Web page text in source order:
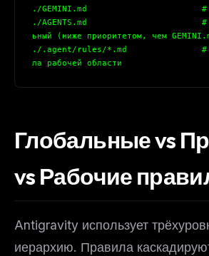
./GEMINI.md
./AGENTS.md
ьный (ниже приоритетом, чем
./.agent/rules/*.md               #
ла рабочей области
Глобальные vs
vs Рабочие
Antigravity использует
иерархию. Правила